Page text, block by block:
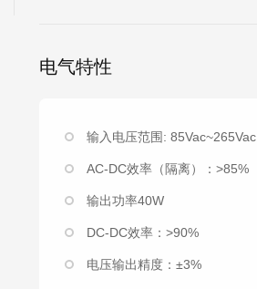
电气特性
输入电压范围: 85Vac~265Vac
AC-DC效率（隔离）：>85%
输出功率40W
DC-DC效率：>90%
电压输出精度：±3%